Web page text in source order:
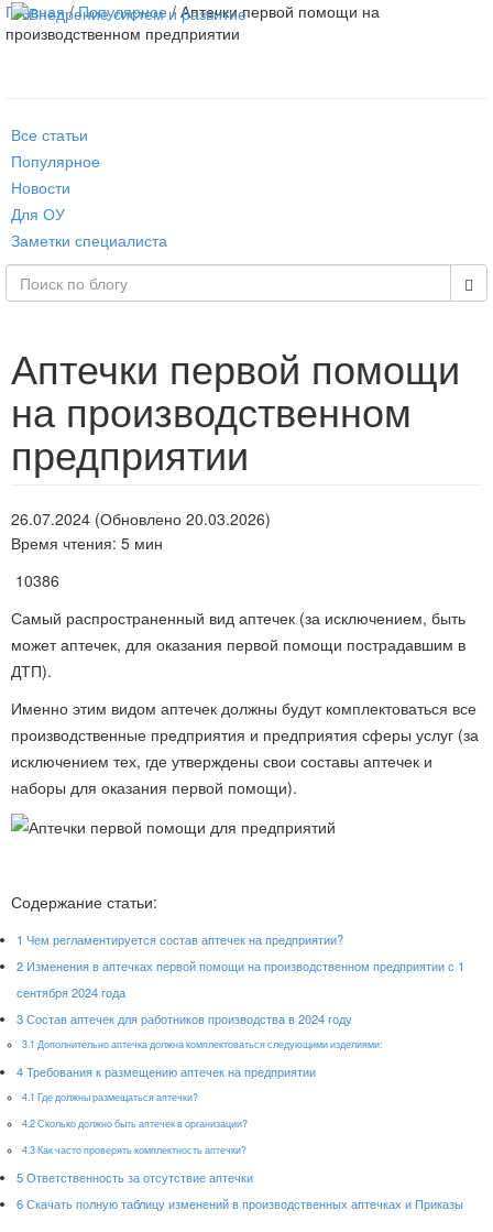
Главная/Популярное/ Аптечки первой помощи на
производственном предприятии
Все статьи
Популярное
Новости
Для ОУ
Заметки специалиста
Аптечки первой помощи
на производственном
предприятии
26.07.2024 (Обновлено 20.03.2026)
Время чтения: 5 мин
10386
Самый распространенный вид аптечек (за исключением, быть
может аптечек, для оказания первой помощи пострадавшим в
ДТП).
Именно этим видом аптечек должны будут комплектоваться все
производственные предприятия и предприятия сферы услуг (за
исключением тех, где утверждены свои составы аптечек и
наборы для оказания первой помощи).
Содержание статьи:
1 Чем регламентируется состав аптечек на предприятии?
2 Изменения в аптечках первой помощи на производственном предприятии с 1
сентября 2024 года
3Состав аптечек для работников производства в 2024 году
3.1 Дополнительно аптечка должна комплектоваться следующими изделиями:
4Требования к размещению аптечек на предприятии
4.1 Где должны размещаться аптечки?
4.2Сколько должно быть аптечек в организации?
4.3Как часто проверять комплектность аптечки?
5Ответственность за отсутствие аптечки
6Скачать полную таблицу изменений в производственных аптечках и Приказы